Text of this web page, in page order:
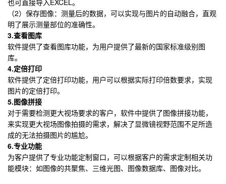
（2）保存图像：测量后的数据，可以实现与图片的自动融合，直观
明了展示测量部位的准确性。
3.查看图库
软件提供了查看图库功能，为用户提供了最新的国家标准级别图
库。
4.定倍打印
软件提供了定倍打印功能，用户可以根据实际打印倍数要求，实现
图片的定倍打印。
5.图像拼接
对于需要检测更大视场要求的客户，软件中提供了图像拼接功能，
来实现更大视场图像拍摄的需求，解决了显微镜视野范围不足所造
成的无法拍摄图片的尴尬。
6.专业功能
为客户提供了专业功能定制窗口，可以根据客户的需求定制相关功
能模块：如图像的共聚焦、三维光图、图像数据库、图像对比。